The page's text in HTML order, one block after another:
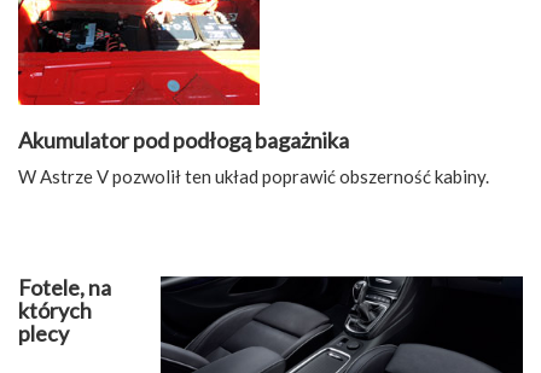
Akumulator pod podłogą bagażnika
W Astrze V pozwolił ten układ poprawić obszerność kabiny.
Fotele, na
których
plecy